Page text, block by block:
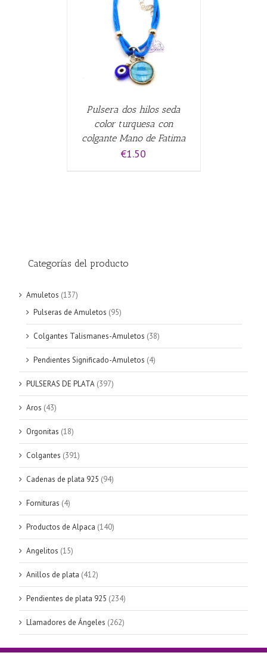
Pulsera dos hilos seda
color turquesa con
colgante Mano de Fatima
€1.50
Categorías del producto
Amuletos (137)
Pulseras de Amuletos (95)
Colgantes Talismanes-Amuletos (38)
Pendientes Significado-Amuletos (4)
PULSERAS DE PLATA (397)
Aros (43)
Orgonitas (18)
Colgantes (391)
Cadenas de plata 925 (94)
Fornituras (4)
Productos de Alpaca (140)
Angelitos (15)
Anillos de plata (412)
Pendientes de plata 925 (234)
Llamadores de Ángeles (262)